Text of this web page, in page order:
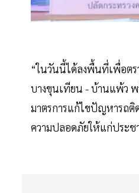
“ในวันนี้ได้ลงพื้นที่เพื่อตร
บางขุนเทียน - บ้านแพ้ว พ
มาตรการแก้ไขปัญหารถติ
ความปลอดภัยให้แก่ประช